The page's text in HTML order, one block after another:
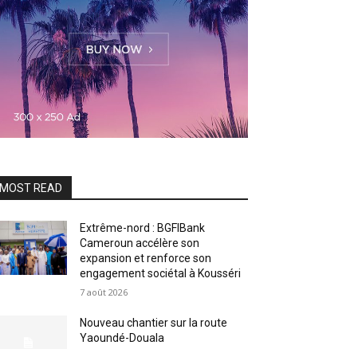
MOST READ
Extrême-nord : BGFIBank
Cameroun accélère son
expansion et renforce son
engagement sociétal à Kousséri
7 août 2026
Nouveau chantier sur la route
Yaoundé-Douala